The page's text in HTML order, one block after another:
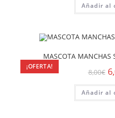
Añadir al
¡OFERTA!
MASCOTA MANCHAS
8,00€
Añadir al